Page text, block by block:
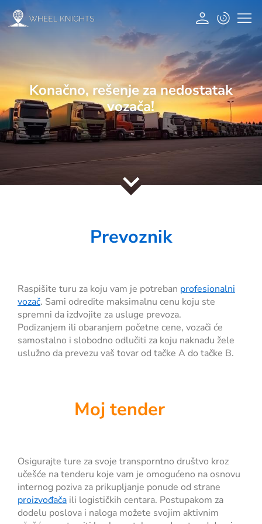
Skip to main content
Main
Konačno, rešenje za nedostatak
vozača!
Prevoznik
Raspišite turu za koju vam je potreban profesionalni
vozač. Sami odredite maksimalnu cenu koju ste
spremni da izdvojite za usluge prevoza.
Podizanjem ili obaranjem početne cene, vozači će
samostalno i slobodno odlučiti za koju naknadu žele
uslužno da prevezu vaš tovar od tačke A do tačke B.
Moj tender
Osigurajte ture za svoje transporntno društvo kroz
učešće na tenderu koje vam je omogućeno na osnovu
internog poziva za prikupljanje ponude od strane
proizvođača ili logističkih centara. Postupakom za
dodelu poslova i naloga možete svojim aktivnim